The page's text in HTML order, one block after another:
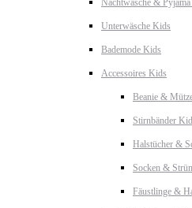
Nachtwäsche &
Unterwäsche Kids
Bademode Kids
Accessoires Kids
Beanie &
Stirnbänder
Halstücher &
Socken &
Fäustlinge &